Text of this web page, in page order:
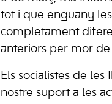
tot i que enguany
completament
anteriors per mor
Els socialistes de
nostre suport a les